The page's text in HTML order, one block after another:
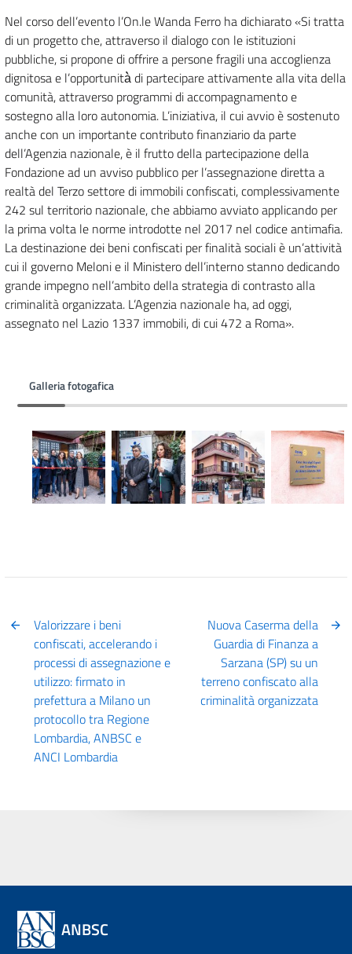
Nel corso dell’evento l’On.le Wanda Ferro ha dichiarato «Si tratta
di un progetto che, attraverso il dialogo con le istituzioni
pubbliche, si propone di offrire a persone fragili una accoglienza
dignitosa e l’opportunità̀ di partecipare attivamente alla vita della
comunità, attraverso programmi di accompagnamento e
sostegno alla loro autonomia. L’iniziativa, il cui avvio è sostenuto
anche con un importante contributo finanziario da parte
dell’Agenzia nazionale, è il frutto della partecipazione della
Fondazione ad un avviso pubblico per l’assegnazione diretta a
realtà del Terzo settore di immobili confiscati, complessivamente
242 sul territorio nazionale, che abbiamo avviato applicando per
la prima volta le norme introdotte nel 2017 nel codice antimafia.
La destinazione dei beni confiscati per finalità sociali è un’attività
cui il governo Meloni e il Ministero dell’interno stanno dedicando
grande impegno nell’ambito della strategia di contrasto alla
criminalità organizzata. L’Agenzia nazionale ha, ad oggi,
assegnato nel Lazio 1337 immobili, di cui 472 a Roma».
Galleria fotogafica
Valorizzare i beni
confiscati, accelerando i
processi di assegnazione e
utilizzo: firmato in
prefettura a Milano un
protocollo tra Regione
Lombardia, ANBSC e
ANCI Lombardia
Nuova Caserma della
Guardia di Finanza a
Sarzana (SP) su un
terreno confiscato alla
criminalità organizzata
ANBSC